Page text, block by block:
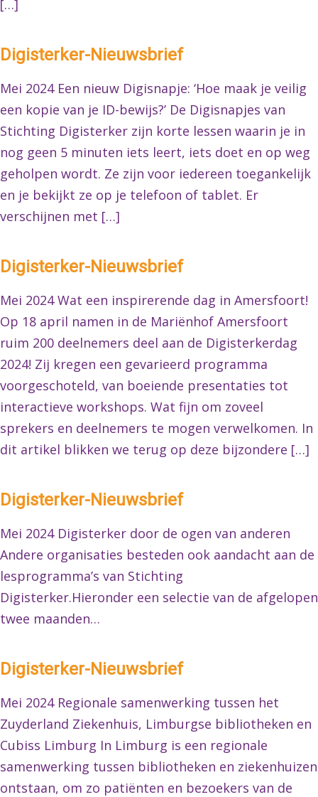
[…]
Digisterker-Nieuwsbrief
Mei 2024 Een nieuw Digisnapje: ‘Hoe maak je veilig
een kopie van je ID-bewijs?’ De Digisnapjes van
Stichting Digisterker zijn korte lessen waarin je in
nog geen 5 minuten iets leert, iets doet en op weg
geholpen wordt. Ze zijn voor iedereen toegankelijk
en je bekijkt ze op je telefoon of tablet. Er
verschijnen met […]
Digisterker-Nieuwsbrief
Mei 2024 Wat een inspirerende dag in Amersfoort!
Op 18 april namen in de Mariënhof Amersfoort
ruim 200 deelnemers deel aan de Digisterkerdag
2024! Zij kregen een gevarieerd programma
voorgeschoteld, van boeiende presentaties tot
interactieve workshops. Wat fijn om zoveel
sprekers en deelnemers te mogen verwelkomen. In
dit artikel blikken we terug op deze bijzondere […]
Digisterker-Nieuwsbrief
Mei 2024 Digisterker door de ogen van anderen
Andere organisaties besteden ook aandacht aan de
lesprogramma’s van Stichting
Digisterker.Hieronder een selectie van de afgelopen
twee maanden…
Digisterker-Nieuwsbrief
Mei 2024 Regionale samenwerking tussen het
Zuyderland Ziekenhuis, Limburgse bibliotheken en
Cubiss Limburg In Limburg is een regionale
samenwerking tussen bibliotheken en ziekenhuizen
ontstaan, om zo patiënten en bezoekers van de